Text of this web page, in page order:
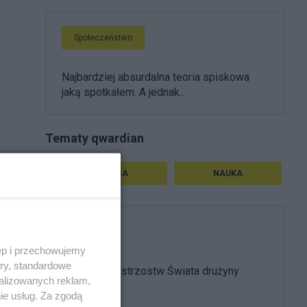
Społeczeństwo
Najbardziej absurdalna teoria spiskowa
jaką spotkałem. A jednak..
Tematy qwardian
HISTORIA NAUKA
Usunąć z Mistrzostw Świata drużyny
kolonialne..
i przechowujemy
standardowe
reklam,
usług. Za zgodą